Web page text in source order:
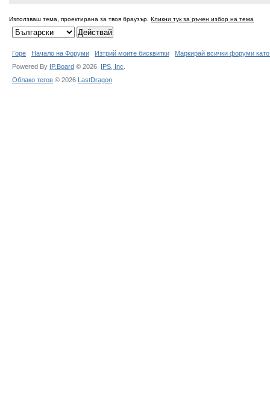
Използваш тема, проектирана за твоя браузър. Кликни тук за ръчен избор на тема
Горе Начало на Форуми Изтрий моите бисквитки
Маркирай всички форуми
Powered By IP.Board © 2026 IPS, Inc
Облако тегов © 2026 LastDragon